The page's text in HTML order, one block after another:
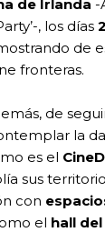
de Irlanda -
, los días
de
fronteras.
de
la
es el
sus
con
el hall